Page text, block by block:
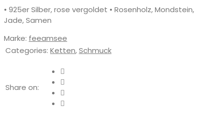
• 925er Silber, rose vergoldet • Rosenholz, Mondstein,
Jade, Samen
Marke: feeamsee
Categories: Ketten,Schmuck
Share on: